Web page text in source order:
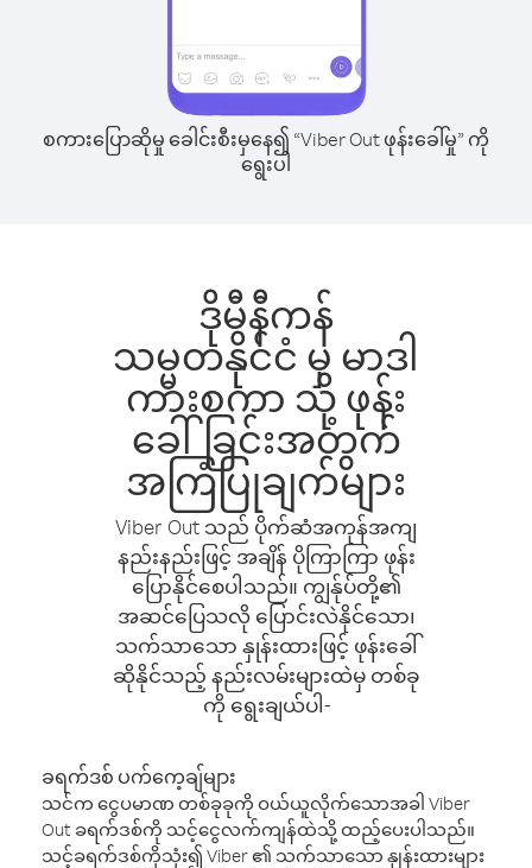
စကားပြောဆိုမှု ခေါင်းစီးမှနေ၍ “Viber Out ဖုန်းခေါ်မှု” ကို
ရွေးပါ
ဒိုမီနီကန်
သမ္မတနိုင်ငံ မှ မာဒါ
ကားစကာ သို့ ဖုန်း
ခေါ်ခြင်းအတွက်
အကြံပြုချက်များ
Viber Out သည် ပိုက်ဆံအကုန်အကျ
နည်းနည်းဖြင့် အချိန် ပိုကြာကြာ ဖုန်း
ပြောနိုင်စေပါသည်။ ကျွန်ုပ်တို့၏
အဆင်ပြေသလို ပြောင်းလဲနိုင်သော၊
သက်သာသော နှုန်းထားဖြင့် ဖုန်းခေါ်
ဆိုနိုင်သည့် နည်းလမ်းများထဲမှ တစ်ခု
ကို ရွေးချယ်ပါ-
ခရက်ဒစ် ပက်ကေ့ချ်များ
သင်က ငွေပမာဏ တစ်ခုခုကို ဝယ်ယူလိုက်သောအခါ Viber
Out ခရက်ဒစ်ကို သင့်ငွေလက်ကျန်ထဲသို့ ထည့်ပေးပါသည်။
သင့်ခရက်ဒစ်ကိုသုံး၍ Viber ၏ သက်သာသော နှုန်းထားများ